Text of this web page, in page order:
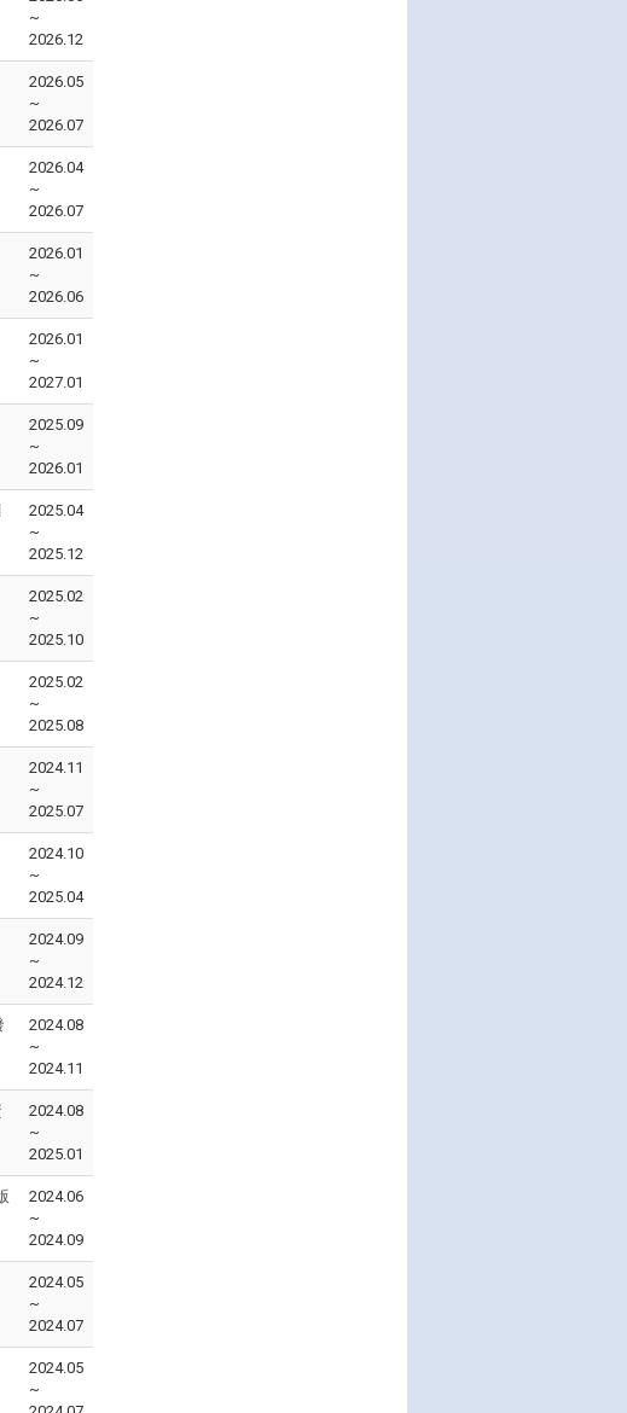
~
2026.12
2026.05
~
2026.07
2026.04
~
2026.07
2026.01
~
2026.06
2026.01
~
2027.01
2025.09
~
2026.01
2025.04
~
2025.12
2025.02
~
2025.10
2025.02
~
2025.08
2024.11
~
2025.07
2024.10
~
2025.04
2024.09
~
2024.12
2024.08
~
2024.11
2024.08
~
2025.01
2024.06
~
2024.09
2024.05
~
2024.07
2024.05
~